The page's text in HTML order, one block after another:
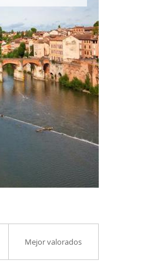
Mejor valorados